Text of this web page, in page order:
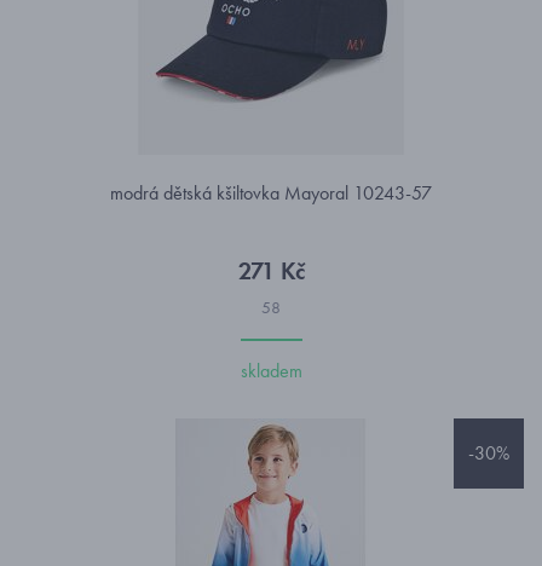
modrá dětská kšiltovka Mayoral 10243-57
271 Kč
58
skladem
-30%